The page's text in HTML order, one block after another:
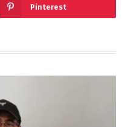
Pinterest